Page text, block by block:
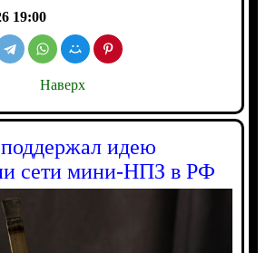
19:00
Наверх
идею
сети мини-НПЗ в РФ